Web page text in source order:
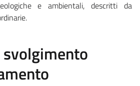
e ambientali, descritti da